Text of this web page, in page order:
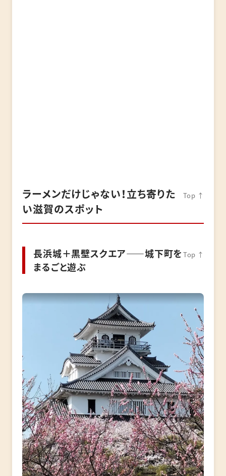
ラーメンだけじゃない！立ち寄りた
い滋賀のスポット
Top ↑
長浜城＋黒壁スクエア――城下町を
まるごと遊ぶ
Top ↑